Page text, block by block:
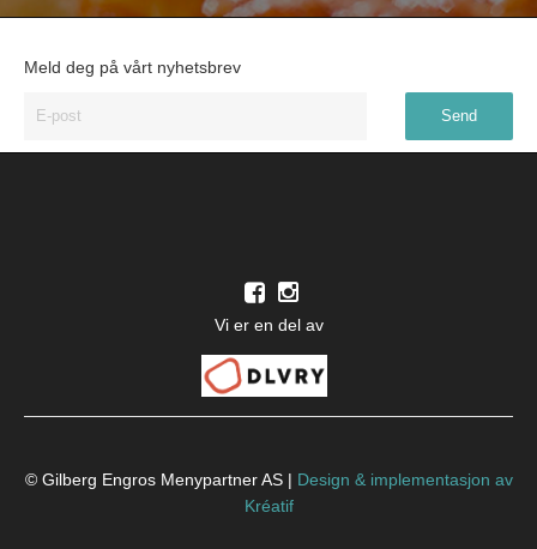
Meld deg på vårt nyhetsbrev
Vi er en del av
© Gilberg Engros Menypartner AS | Design & implementasjon av
Kréatif